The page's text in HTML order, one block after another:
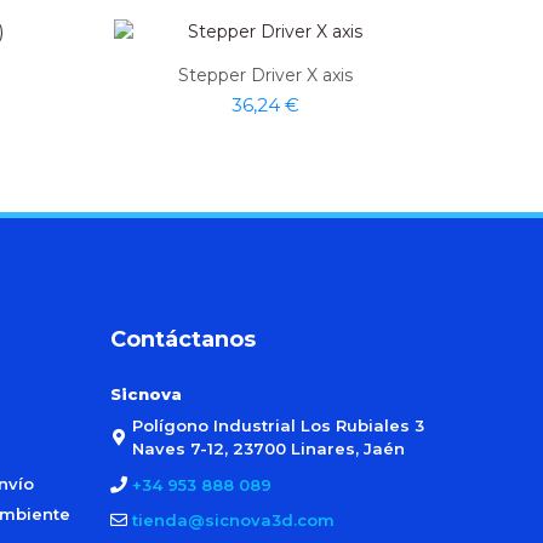
Stepper Driver X axis
36,24 €
Contáctanos
Sicnova
Polígono Industrial Los Rubiales 3
Naves 7-12, 23700 Linares, Jaén
+34 953 888 089
tienda@sicnova3d.com